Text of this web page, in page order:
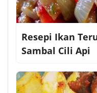
Resepi Ikan
Sambal Cili Api